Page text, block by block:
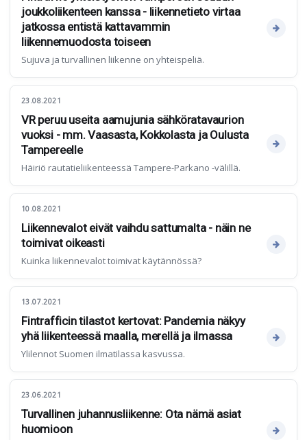
joukkoliikenteen kanssa - liikennetieto virtaa
jatkossa entistä kattavammin
liikennemuodosta toiseen
Sujuva ja turvallinen liikenne on yhteispeliä.
23.08.2021
VR peruu useita aamujunia sähköratavaurion
vuoksi - mm. Vaasasta, Kokkolasta ja Oulusta
Tampereelle
Häiriö rautatieliikenteessä Tampere-Parkano -välillä.
10.08.2021
Liikennevalot eivät vaihdu sattumalta - näin ne
toimivat oikeasti
Kuinka liikennevalot toimivat käytännössä?
13.07.2021
Fintrafficin tilastot kertovat: Pandemia näkyy
yhä liikenteessä maalla, merellä ja ilmassa
Ylilennot Suomen ilmatilassa kasvussa.
23.06.2021
Turvallinen juhannusliikenne: Ota nämä asiat
huomioon